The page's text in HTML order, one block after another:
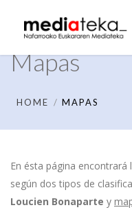
Mapas
HOME MAPAS
En ésta página
según dos tipos de
Loucien Bonaparte y